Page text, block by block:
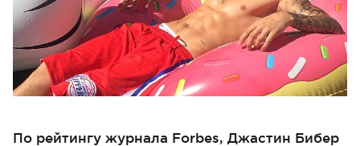
По рейтингу журнала Forbes, Джастин Бибер